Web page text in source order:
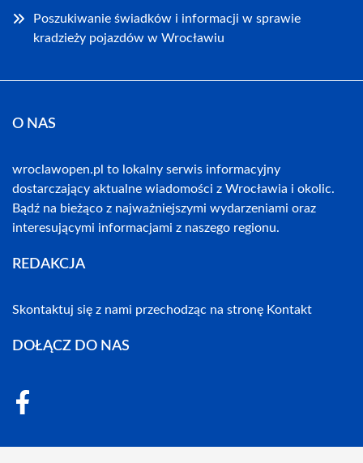
Poszukiwanie świadków i informacji w sprawie
kradzieży pojazdów w Wrocławiu
O NAS
wroclawopen.pl to lokalny serwis informacyjny
dostarczający aktualne wiadomości z Wrocławia i okolic.
Bądź na bieżąco z najważniejszymi wydarzeniami oraz
interesującymi informacjami z naszego regionu.
REDAKCJA
Skontaktuj się z nami przechodząc na stronę Kontakt
DOŁĄCZ DO NAS